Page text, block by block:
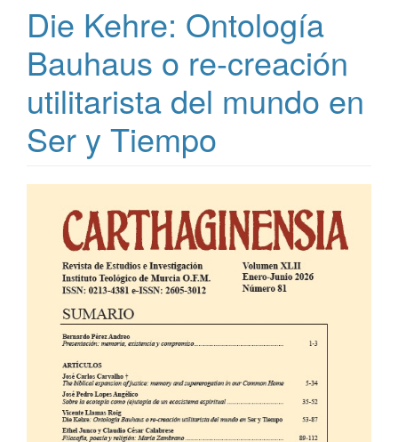
Die Kehre: Ontología
Bauhaus o re-creación
utilitarista del mundo en
Ser y Tiempo